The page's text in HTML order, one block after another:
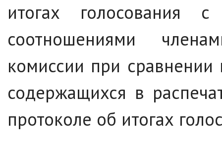
итогах голосования
соотношениями
комиссии при
содержащихся в
протоколе об итогах